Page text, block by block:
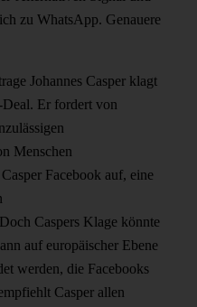
zu WhatsApp. Genauere
Johannes Casper klagt
Er fordert von
Menschen
Facebook auf, eine
Caspers Klage könnte
auf europäischer Ebene
werden, die Facebooks
Casper allen